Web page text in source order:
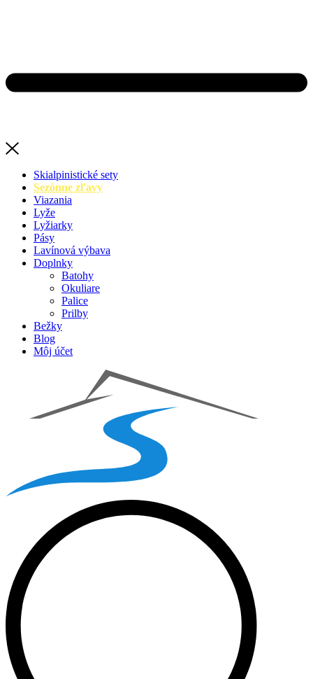
Skialpinistické sety
Sezónne zľavy
Viazania
Lyže
Lyžiarky
Pásy
Lavínová výbava
Doplnky
Batohy
Okuliare
Palice
Prilby
Bežky
Blog
Môj účet